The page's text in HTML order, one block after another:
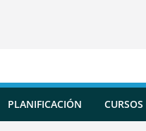
PLANIFICACIÓN CURSOS